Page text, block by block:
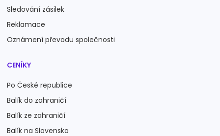
Sledování zásilek
Reklamace
Oznámení převodu společnosti
CENÍKY
Po České republice
Balík do zahraničí
Balík ze zahraničí
Balík na Slovensko